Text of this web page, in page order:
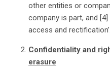
other entities or
company is part, and
access and rectification’.
Confidentiality and
erasure